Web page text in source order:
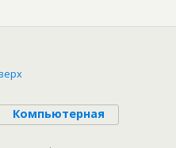
Компьютерная